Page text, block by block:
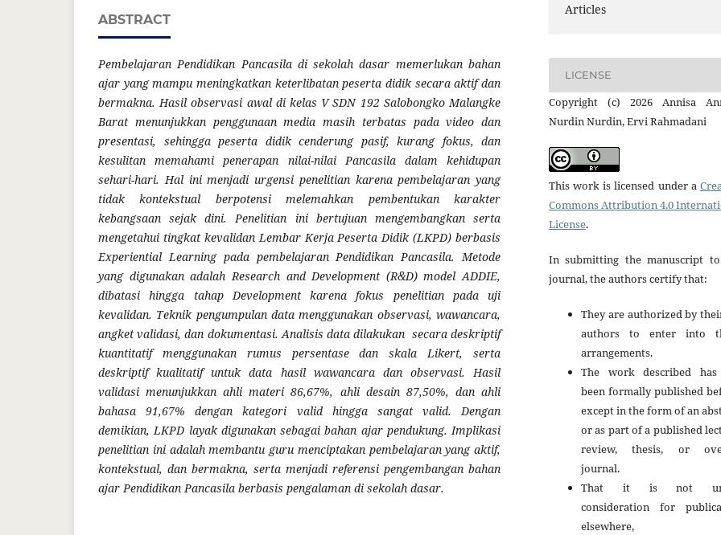
ABSTRACT
Pembelajaran Pendidikan Pancasila di sekolah dasar memerlukan bahan
ajar yang mampu meningkatkan keterlibatan peserta didik secara aktif dan
bermakna. Hasil observasi awal di kelas V SDN 192 Salobongko Malangke
Barat menunjukkan penggunaan media masih terbatas pada video dan
presentasi, sehingga peserta didik cenderung pasif, kurang fokus, dan
kesulitan memahami penerapan nilai-nilai Pancasila dalam kehidupan
sehari-hari. Hal ini menjadi urgensi penelitian karena pembelajaran yang
tidak kontekstual berpotensi melemahkan pembentukan karakter
kebangsaan sejak dini. Penelitian ini bertujuan mengembangkan serta
mengetahui tingkat kevalidan Lembar Kerja Peserta Didik (LKPD) berbasis
Experiential Learning pada pembelajaran Pendidikan Pancasila. Metode
yang digunakan adalah Research and Development (R&D) model ADDIE,
dibatasi hingga tahap Development karena fokus penelitian pada uji
kevalidan. Teknik pengumpulan data menggunakan observasi, wawancara,
angket validasi, dan dokumentasi. Analisis data dilakukan secara deskriptif
kuantitatif menggunakan rumus persentase dan skala Likert, serta
deskriptif kualitatif untuk data hasil wawancara dan observasi. Hasil
validasi menunjukkan ahli materi 86,67%, ahli desain 87,50%, dan ahli
bahasa 91,67% dengan kategori valid hingga sangat valid. Dengan
demikian, LKPD layak digunakan sebagai bahan ajar pendukung. Implikasi
penelitian ini adalah membantu guru menciptakan pembelajaran yang aktif,
kontekstual, dan bermakna, serta menjadi referensi pengembangan bahan
ajar Pendidikan Pancasila berbasis pengalaman di sekolah dasar.
Articles
LICENSE
Copyright (c) 2026 Annisa
Nurdin Nurdin, Ervi Rahmadani
This work is licensed under a
Commons Attribution 4.0
License.
In submitting the manuscript
journal, the authors certify that:
They are authorized by
authors to enter into
arrangements.
The work described
been formally published
except in the form of an
or as part of a published
review, thesis, or
journal.
That it is not
consideration for
elsewhere,